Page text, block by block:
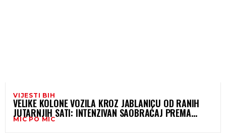
VIJESTI BIH
VELIKE KOLONE VOZILA KROZ JABLANICU OD RANIH
JUTARNJIH SATI: INTENZIVAN SAOBRAĆAJ PREMA
JUGU ZEMLJE
MIC PO MIC